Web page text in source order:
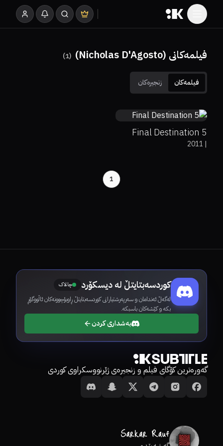
فیلمەکانی (Nicholas D'Agosto) (
1
)
فیلمەکان زنجیرەکان 5.8
62%
50%
Final Destination 5
|
2011
1
کوردسەبتایتڵ لە دیسکۆرد چالاک
لەگەڵ ئەندامان و سەرپەرشتیارانی کوردسەبتایتڵ ڕاوبۆچوونەکان ئاڵووگۆڕ
بکە و کێشەکان باسبکە.
بەشداری کردن
گەورەترین کۆگای فیلم و زنجیرەی ژێرنووسکراوی کوردی